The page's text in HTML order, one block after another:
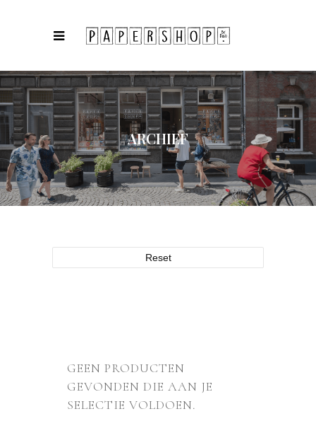
ARCHIEF
Reset
GEEN PRODUCTEN
GEVONDEN DIE AAN JE
SELECTIE VOLDOEN.